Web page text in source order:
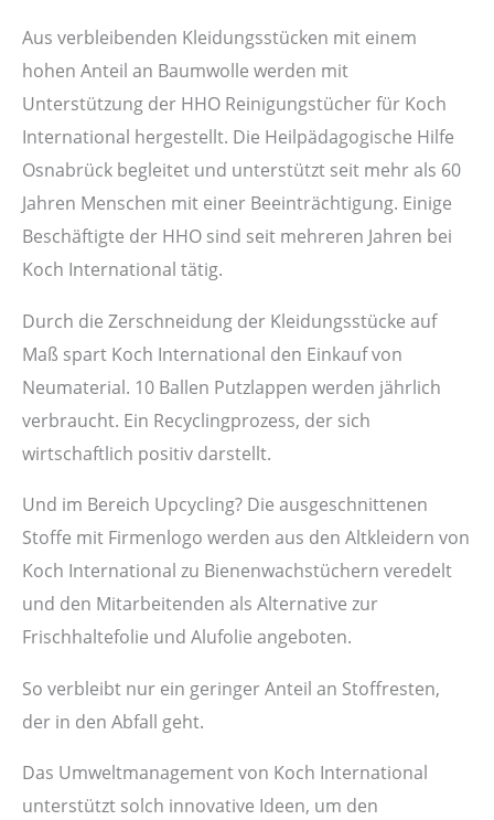
Aus verbleibenden Kleidungsstücken mit einem
hohen Anteil an Baumwolle werden mit
Unterstützung der HHO Reinigungstücher für Koch
International hergestellt. Die Heilpädagogische Hilfe
Osnabrück begleitet und unterstützt seit mehr als 60
Jahren Menschen mit einer Beeinträchtigung. Einige
Beschäftigte der HHO sind seit mehreren Jahren bei
Koch International tätig.
Durch die Zerschneidung der Kleidungsstücke auf
Maß spart Koch International den Einkauf von
Neumaterial. 10 Ballen Putzlappen werden jährlich
verbraucht. Ein Recyclingprozess, der sich
wirtschaftlich positiv darstellt.
Und im Bereich Upcycling? Die ausgeschnittenen
Stoffe mit Firmenlogo werden aus den Altkleidern von
Koch International zu Bienenwachstüchern veredelt
und den Mitarbeitenden als Alternative zur
Frischhaltefolie und Alufolie angeboten.
So verbleibt nur ein geringer Anteil an Stoffresten,
der in den Abfall geht.
Das Umweltmanagement von Koch International
unterstützt solch innovative Ideen, um den